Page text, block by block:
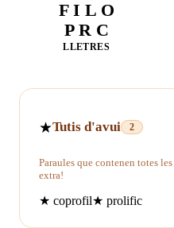
F I L O
P R C
LLETRES
★Tutis d'avui 2
Paraules que contenen totes
extra!
★ coprofil★ prolific